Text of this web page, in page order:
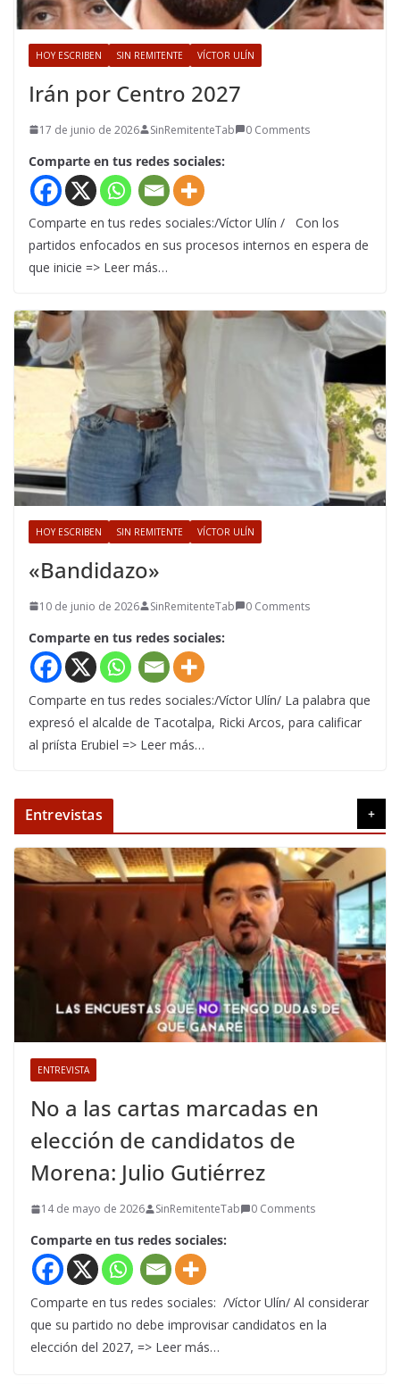
HOY ESCRIBEN SIN REMITENTE VÍCTOR ULÍN
Irán por Centro 2027
17 de junio de 2026 SinRemitenteTab 0 Comments
Comparte en tus redes sociales:
Comparte en tus redes sociales:/Víctor Ulín / Con los
partidos enfocados en sus procesos internos en espera de
que inicie => Leer más…
HOY ESCRIBEN SIN REMITENTE VÍCTOR ULÍN
«Bandidazo»
10 de junio de 2026 SinRemitenteTab 0 Comments
Comparte en tus redes sociales:
Comparte en tus redes sociales:/Víctor Ulín/ La palabra que
expresó el alcalde de Tacotalpa, Ricki Arcos, para calificar
al priísta Erubiel => Leer más…
Entrevistas +
ENTREVISTA
No a las cartas marcadas en
elección de candidatos de
Morena: Julio Gutiérrez
14 de mayo de 2026 SinRemitenteTab 0 Comments
Comparte en tus redes sociales:
Comparte en tus redes sociales: /Víctor Ulín/ Al considerar
que su partido no debe improvisar candidatos en la
elección del 2027, => Leer más…